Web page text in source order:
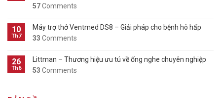
57Comments
10
Th7
Máy trợ thở Ventmed DS8 – Giải pháp cho bệnh hô hấp
33 Comments
26
Th6
Littman – Thương hiệu ưu tú về ống nghe chuyên nghiệp
53 Comments